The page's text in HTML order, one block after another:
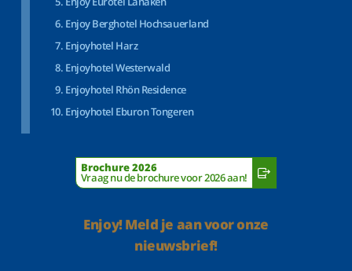
Enjoy Berghotel Hochsauerland
Enjoyhotel Harz
Enjoyhotel Westerwald
Enjoyhotel Rhön Residence
Enjoyhotel Eburon Tongeren
Brochure 2026
Vraag nu de brochure voor 2026 aan!
Enjoy! Meld je aan voor onze
nieuwsbrief!